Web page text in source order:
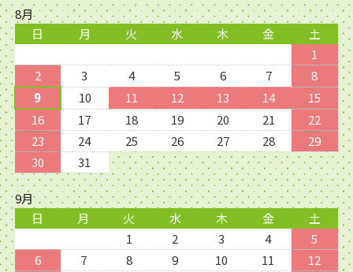
8月
日
月 火 水 木 金
土
1
2
3 4 5 6 7
8
9
10 11 12 13 14
15
16
17 18 19 20 21
22
23
24 25 26 27 28
29
30
31
9月
日
月 火 水 木 金
土
1
2 3 4
5
6
7 8 9 10 11
12